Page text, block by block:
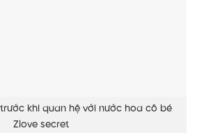
khi quan hệ với nước hoa cô bé
Zlove secret